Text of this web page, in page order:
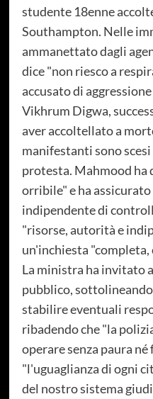
studente 18enne
Southampton. Nelle
ammanettato dagli
dice "non riesco a
accusato di
Vikhrum Digwa,
aver accoltellato a
manifestanti sono scesi
protesta. Mahmood
orribile" e ha
indipendente di
"risorse, autorità e
un'inchiesta "completa,
La ministra ha invitato
pubblico,
stabilire eventuali
ribadendo che "la
operare senza paura
"l'uguaglianza di ogni
del nostro sistema